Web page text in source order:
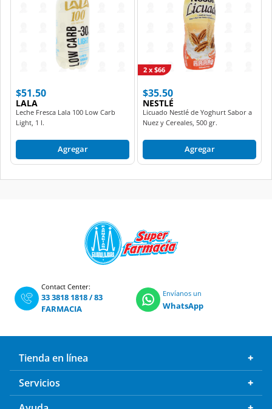
$51.50
LALA
Leche Fresca Lala 100 Low Carb
Light, 1 l.
Agregar
$35.50
NESTLÉ
Licuado Nestlé de Yoghurt Sabor a
Nuez y Cereales, 500 gr.
2 x $66
Agregar
Contact Center:
33 3818 1818/83
FARMACIA
Envíanos un
WhatsApp
Tienda en línea
Servicios